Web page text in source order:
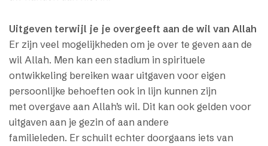
Uitgeven terwijl je je overgeeft aan de wil van Allah
Er zijn veel mogelijkheden om je over te geven aan de
wil Allah. Men kan een stadium in spirituele
ontwikkeling bereiken waar uitgaven voor eigen
persoonlijke behoeften ook in lijn kunnen zijn
met overgave aan Allah’s wil. Dit kan ook gelden voor
uitgaven aan je gezin of aan andere
familieleden. Er schuilt echter doorgaans iets van